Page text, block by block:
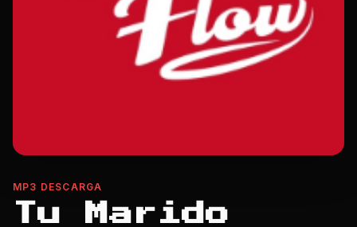
MP3 DESCARGA
Tu Marido